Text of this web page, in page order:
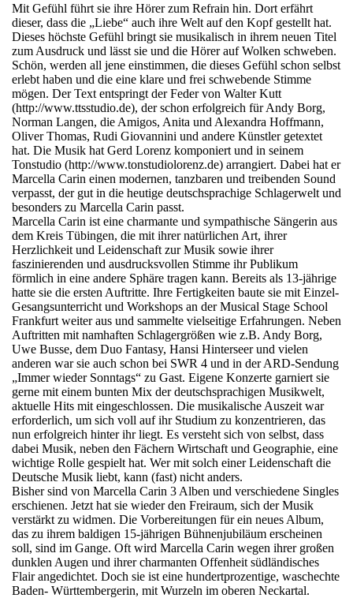
Mit Gefühl führt sie ihre Hörer zum Refrain hin. Dort erfährt
dieser, dass die „Liebe“ auch ihre Welt auf den Kopf gestellt hat.
Dieses höchste Gefühl bringt sie musikalisch in ihrem neuen Titel
zum Ausdruck und lässt sie und die Hörer auf Wolken schweben.
Schön, werden all jene einstimmen, die dieses Gefühl schon selbst
erlebt haben und die eine klare und frei schwebende Stimme
mögen. Der Text entspringt der Feder von Walter Kutt
(http://www.ttsstudio.de), der schon erfolgreich für Andy Borg,
Norman Langen, die Amigos, Anita und Alexandra Hoffmann,
Oliver Thomas, Rudi Giovannini und andere Künstler getextet
hat. Die Musik hat Gerd Lorenz komponiert und in seinem
Tonstudio (http://www.tonstudiolorenz.de) arrangiert. Dabei hat er
Marcella Carin einen modernen, tanzbaren und treibenden Sound
verpasst, der gut in die heutige deutschsprachige Schlagerwelt und
besonders zu Marcella Carin passt.
Marcella Carin ist eine charmante und sympathische Sängerin aus
dem Kreis Tübingen, die mit ihrer natürlichen Art, ihrer
Herzlichkeit und Leidenschaft zur Musik sowie ihrer
faszinierenden und ausdrucksvollen Stimme ihr Publikum
förmlich in eine andere Sphäre tragen kann. Bereits als 13-jährige
hatte sie die ersten Auftritte. Ihre Fertigkeiten baute sie mit Einzel-
Gesangsunterricht und Workshops an der Musical Stage School
Frankfurt weiter aus und sammelte vielseitige Erfahrungen. Neben
Auftritten mit namhaften Schlagergrößen wie z.B. Andy Borg,
Uwe Busse, dem Duo Fantasy, Hansi Hinterseer und vielen
anderen war sie auch schon bei SWR 4 und in der ARD-Sendung
„Immer wieder Sonntags“ zu Gast. Eigene Konzerte garniert sie
gerne mit einem bunten Mix der deutschsprachigen Musikwelt,
aktuelle Hits mit eingeschlossen. Die musikalische Auszeit war
erforderlich, um sich voll auf ihr Studium zu konzentrieren, das
nun erfolgreich hinter ihr liegt. Es versteht sich von selbst, dass
dabei Musik, neben den Fächern Wirtschaft und Geographie, eine
wichtige Rolle gespielt hat. Wer mit solch einer Leidenschaft die
Deutsche Musik liebt, kann (fast) nicht anders.
Bisher sind von Marcella Carin 3 Alben und verschiedene Singles
erschienen. Jetzt hat sie wieder den Freiraum, sich der Musik
verstärkt zu widmen. Die Vorbereitungen für ein neues Album,
das zu ihrem baldigen 15-jährigen Bühnenjubiläum erscheinen
soll, sind im Gange. Oft wird Marcella Carin wegen ihrer großen
dunklen Augen und ihrer charmanten Offenheit südländisches
Flair angedichtet. Doch sie ist eine hundertprozentige, waschechte
Baden- Württembergerin, mit Wurzeln im oberen Neckartal.